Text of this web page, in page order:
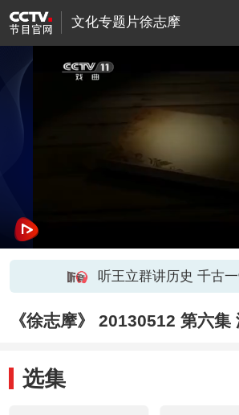
文化专题片徐志摩
听王立群讲历史 千古
《徐志摩》 20130512 第六集
选集